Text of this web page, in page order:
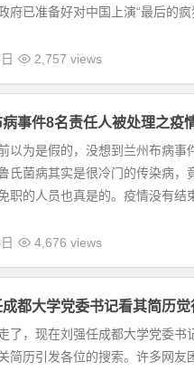
府已准备好对中国上演“最后的疯
2,757 views
事件8名责任人被处理之疫
为是假的，没想到兰州布病事
氏菌病其实是很冷门的传染病，
职的人员也真是的。疫情没有结
4,676 views
都大学党委书记看其简历觉
走了，现在刘强任成都大学党委
简历引发各位的搜索。许多网